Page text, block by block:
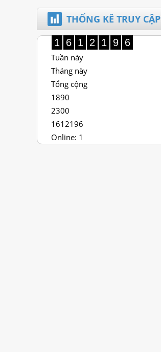
THỐNG KÊ TRUY CẬP
1 6 1 2 1 9 6
Tuần này
Tháng này
Tổng cộng
1890
2300
1612196
Online: 1